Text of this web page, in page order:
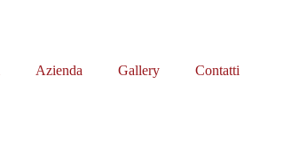
Azienda Gallery Contatti